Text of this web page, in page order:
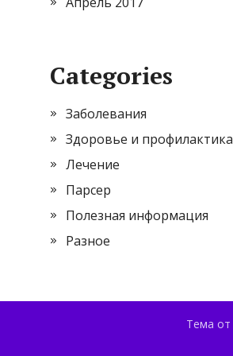
Categories
Заболевания
Здоровье и профилактика
Лечение
Парсер
Полезная информация
Разное
Тема от